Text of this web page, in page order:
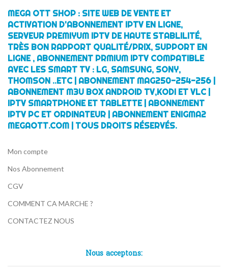
MEGA OTT SHOP : SITE WEB DE VENTE ET
ACTIVATION D'ABONNEMENT IPTV EN LIGNE,
SERVEUR PREMIYUM IPTV DE HAUTE STABLILITÉ,
TRÈS BON RAPPORT QUALITÉ/PRIX, SUPPORT EN
LIGNE , ABONNEMENT PRMIUM IPTV COMPATIBLE
AVEC LES SMART TV : LG, SAMSUNG, SONY,
THOMSON ..ETC | ABONNEMENT MAG250-254-256 |
ABONNEMENT M3U BOX ANDROID TV,KODI ET VLC |
IPTV SMARTPHONE ET TABLETTE | ABONNEMENT
IPTV PC ET ORDINATEUR | ABONNEMENT ENIGMA2
MEGAOTT.COM | TOUS DROITS RÉSERVÉS.
Mon compte
Nos Abonnement
CGV
COMMENT CA MARCHE ?
CONTACTEZ NOUS
Nous acceptons: